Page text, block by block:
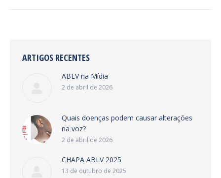
ARTIGOS RECENTES
ABLV na Mídia
2 de abril de 2026
Quais doenças podem causar alterações
na voz?
2 de abril de 2026
CHAPA ABLV 2025
13 de outubro de 2025